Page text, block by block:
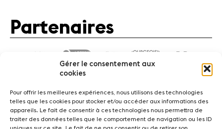
Gérer le consentement aux
cookies
Pour offrir les meilleures expériences, nous utilisons des technologies
telles que les cookies pour stocker et/ou accéder aux informations des
appareils. Le fait de consentir à ces technologies nous permettra de
traiter des données telles que le comportement de navigation ou les ID
Partenaires
ActualitésConcerts Bénévoles Médiation